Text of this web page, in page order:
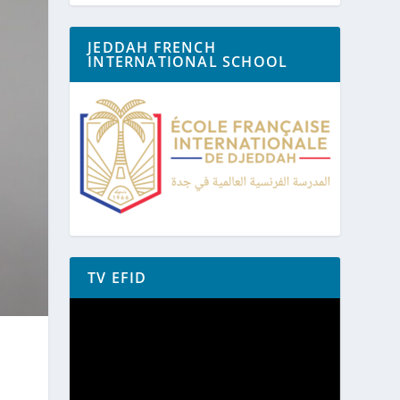
JEDDAH FRENCH
INTERNATIONAL SCHOOL
TV EFID
Lecteur